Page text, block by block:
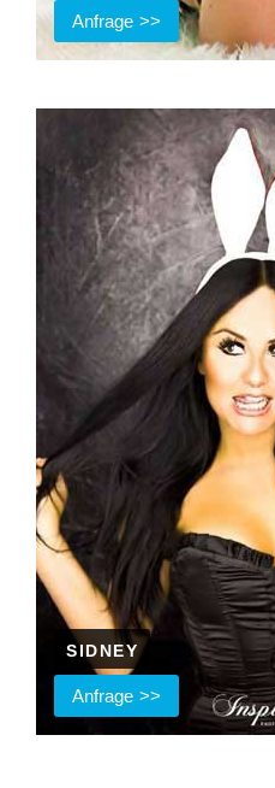
Anfrage
SIDNEY
Anfrage